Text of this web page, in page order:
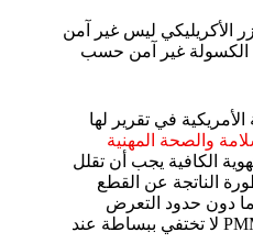
الأكريليكي ليس غير آمن
الكسولة غير آمن حسب
في تقرير لها
والصحة المهنية
الكافية يجب أن تقلل
الناتجة عن القطع
ما دون حدود التعرض
المعمول بها. هذا مهم لأن مادة PMMA لا تختفي ببساطة عند